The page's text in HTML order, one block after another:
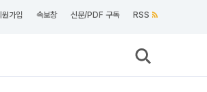
원가입 속보창 신문/PDF 구독 RSS